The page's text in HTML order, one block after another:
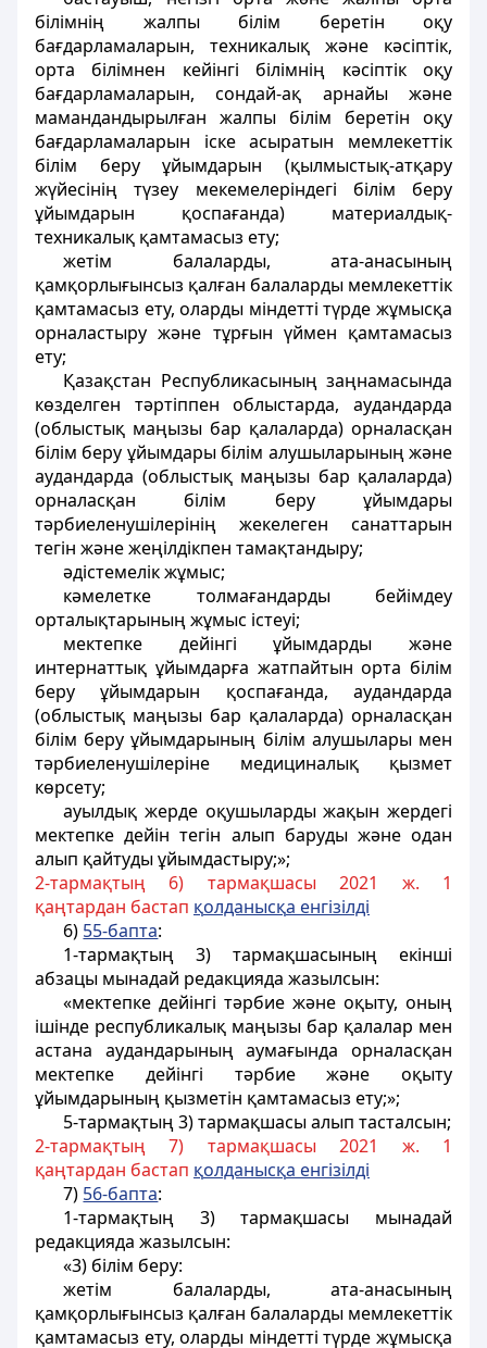
білімнің жалпы білім беретін оқу
бағдарламаларын, техникалық және кәсіптік,
орта білімнен кейінгі білімнің кәсіптік оқу
бағдарламаларын, сондай-ақ арнайы және
мамандандырылған жалпы білім беретін оқу
бағдарламаларын іске асыратын мемлекеттік
білім беру ұйымдарын (қылмыстық-атқару
жүйесінің түзеу мекемелеріндегі білім беру
ұйымдарын қоспағанда) материалдық-
техникалық қамтамасыз ету;
жетім балаларды, ата-анасының
қамқорлығынсыз қалған балаларды мемлекеттік
қамтамасыз ету, оларды міндетті түрде жұмысқа
орналастыру және тұрғын үймен қамтамасыз
ету;
Қазақстан Республикасының заңнамасында
көзделген тәртіппен облыстарда, аудандарда
(облыстық маңызы бар қалаларда) орналасқан
білім беру ұйымдары білім алушыларының және
аудандарда (облыстық маңызы бар қалаларда)
орналасқан білім беру ұйымдары
тәрбиеленушілерінің жекелеген санаттарын
тегін және жеңілдікпен тамақтандыру;
әдістемелік жұмыс;
кәмелетке толмағандарды бейімдеу
орталықтарының жұмыс істеуі;
мектепке дейінгі ұйымдарды және
интернаттық ұйымдарға жатпайтын орта білім
беру ұйымдарын қоспағанда, аудандарда
(облыстық маңызы бар қалаларда) орналасқан
білім беру ұйымдарының білім алушылары мен
тәрбиеленушілеріне медициналық қызмет
көрсету;
ауылдық жерде оқушыларды жақын жердегі
мектепке дейін тегін алып баруды және одан
алып қайтуды ұйымдастыру;»;
2-тармақтың 6) тармақшасы 2021 ж. 1
қаңтардан бастап қолданысқа енгізілді
6) 55-бапта:
1-тармақтың 3) тармақшасының екінші
абзацы мынадай редакцияда жазылсын:
«мектепке дейінгі тәрбие және оқыту, оның
ішінде республикалық маңызы бар қалалар мен
астана аудандарының аумағында орналасқан
мектепке дейінгі тәрбие және оқыту
ұйымдарының қызметін қамтамасыз ету;»;
5-тармақтың 3) тармақшасы алып тасталсын;
2-тармақтың 7) тармақшасы 2021 ж. 1
қаңтардан бастап қолданысқа енгізілді
7) 56-бапта:
1-тармақтың 3) тармақшасы мынадай
редакцияда жазылсын:
«3) білім беру:
жетім балаларды, ата-анасының
қамқорлығынсыз қалған балаларды мемлекеттік
қамтамасыз ету, оларды міндетті түрде жұмысқа